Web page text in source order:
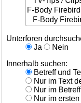
Unterforen
Ja
Nein
Innerhalb suchen:
Betreff und
Nur im Text
Nur im
Nur im